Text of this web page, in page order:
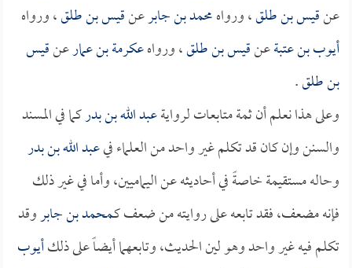
عنقيس بن طلق، ورواهمحمد بن جابرعنقيس بن طلق، ورواه
أيوب بن عتبةعنقيس بن طلق، ورواهعكرمة بن عمارعنقيس
بن طلق.
وعلى هذا نعلم أن ثمة متابعات لروايةعبد الله بن بدركما في المسند
والسنن وإن كان قد تكلم غير واحد من العلماء فيعبد الله بن بدر
وحاله مستقيمة خاصةً في أحاديثه عن اليماميين، وأما في غير ذلك
فإنه مضعف، فقد تابعه على روايته من ضعف كـمحمد بن جابروقد
تكلم فيه غير واحد وهو لين الحديث، وتابعهما أيضاً على ذلكأيوب